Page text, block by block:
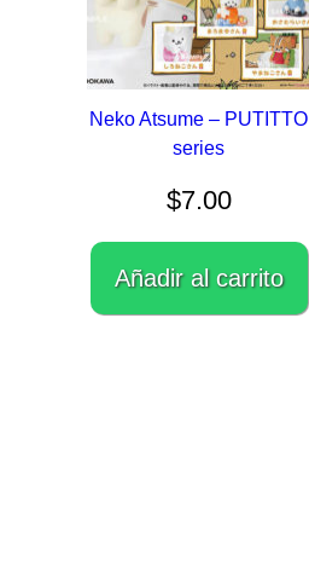
Neko Atsume – PUTITTO
series
$7.00
Añadir al carrito